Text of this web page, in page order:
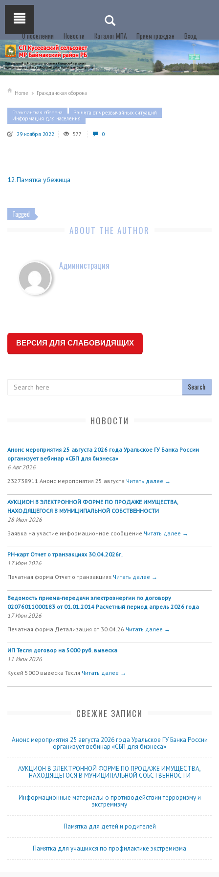
О поселении Новости Каталог МПА Прием граждан Вход
Home Гражданская оборона
Гражданская оборона
Защита от чрезвычайных ситуаций
Информация для населения
29 ноября 2022 577 0
12.Памятка убежища
Tagged
ABOUT THE AUTHOR
Администрация
ВЕРСИЯ ДЛЯ СЛАБОВИДЯЩИХ
НОВОСТИ
Анонс мероприятия 25 августа 2026 года Уральское ГУ Банка России
организует вебинар «СБП для бизнеса»
6 Авг 2026
232738911 Анонс мероприятия 25 августа Читать далее →
АУКЦИОН В ЭЛЕКТРОННОЙ ФОРМЕ ПО ПРОДАЖЕ ИМУЩЕСТВА,
НАХОДЯЩЕГОСЯ В МУНИЦИПАЛЬНОЙ СОБСТВЕННОСТИ
28 Июл 2026
Заявка на участие информационное сообщение Читать далее →
РН-карт Отчет о транзакциях 30.04.2026г.
17 Июн 2026
Печатная форма Отчет о транзакциях Читать далее →
Ведомость приема-передачи электроэнергии по договору
02076011000183 от 01.01.2014 Расчетный период апрель 2026 года
17 Июн 2026
Печатная форма Детализация от 30.04.26 Читать далее →
ИП Тесля договор на 5000 руб. вывеска
11 Июн 2026
Кусей 5000 вывеска Тесля Читать далее →
СВЕЖИЕ ЗАПИСИ
Анонс мероприятия 25 августа 2026 года Уральское ГУ Банка России
организует вебинар «СБП для бизнеса»
АУКЦИОН В ЭЛЕКТРОННОЙ ФОРМЕ ПО ПРОДАЖЕ ИМУЩЕСТВА,
НАХОДЯЩЕГОСЯ В МУНИЦИПАЛЬНОЙ СОБСТВЕННОСТИ
Информационные материалы о противодействии терроризму и
экстремизму
Памятка для детей и родителей
Памятка для учащихся по профилактике экстремизма